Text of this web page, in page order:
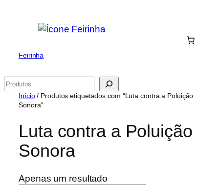
Feirinha
Pesquisar
Início/ Produtos etiquetados com “Luta contra a Poluição
Sonora”
Luta contra a Poluição
Sonora
Apenas um resultado